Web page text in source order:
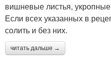
вишневые листья,
Если всех указанных в
солить и без них.
читать дальше →